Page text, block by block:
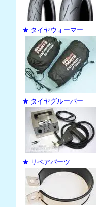
★ タイヤウォーマー
★ タイヤグルーバー
★ リペアパーツ